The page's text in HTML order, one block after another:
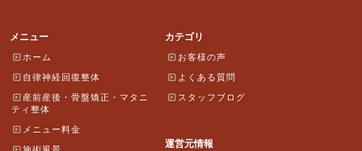
メニュー
ホーム
自律神経回復整体
産前産後・骨盤矯正・マタニ
ティ整体
メニュー料金
カテゴリ
お客様の声
よくある質問
スタッフブログ
運営元情報